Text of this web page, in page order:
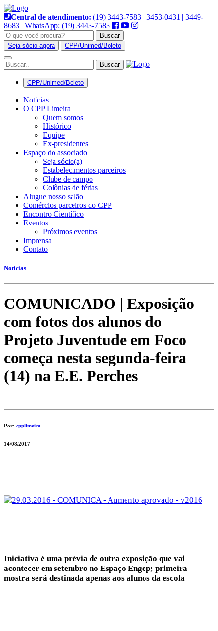
Pular
para
o
conteúdo
Central de atendimento: (19) 3443-7583 | 3453-0431 | 3449-
8683 | WhatsApp: (19) 3443-7583
Buscar
Seja sócio agora
CPP/Unimed/Boleto
Alternar
navegação
CPP/Unimed/Boleto
Notícias
O CPP Limeira
Quem somos
Histórico
Equipe
Ex-presidentes
Espaço do associado
Seja sócio(a)
Estabelecimentos parceiros
Clube de campo
Colônias de férias
Alugue nosso salão
Comércios parceiros do CPP
Encontro Científico
Eventos
Próximos eventos
Imprensa
Contato
Notícias
COMUNICADO | Exposição
com fotos dos alunos do
Projeto Juventude em Foco
começa nesta segunda-feira
(14) na E.E. Perches
Por: cpplimeira
14/08/2017
Iniciativa é uma prévia de outra exposição que vai
acontecer em setembro no Espaço Engep; primeira
mostra será destinada apenas aos alunos da escola